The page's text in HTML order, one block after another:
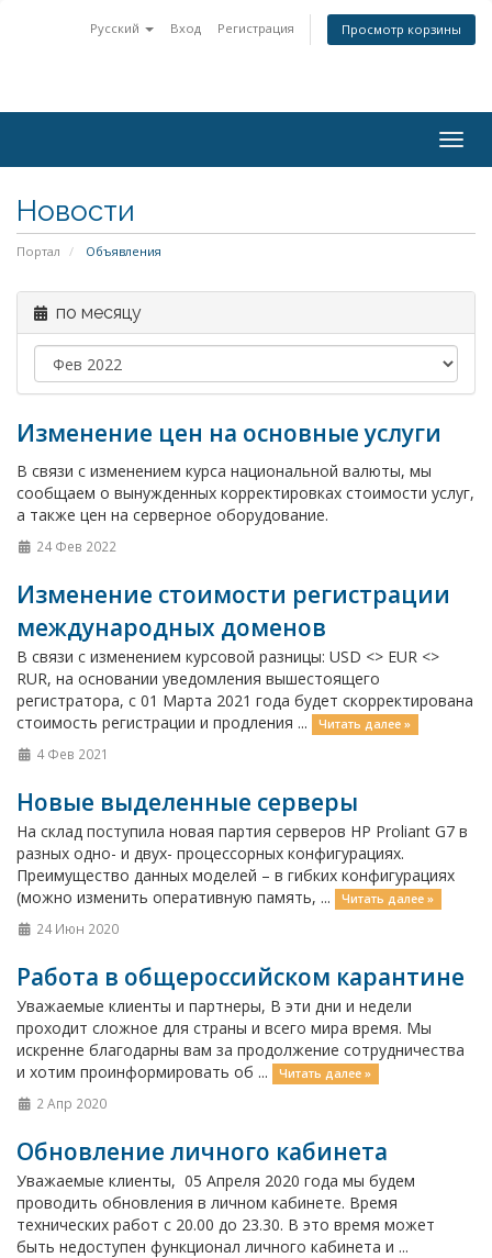
Русский Вход Регистрация Просмотр корзины
Новости
Портал Объявления
по месяцу
Изменение цен на основные услуги
В связи с изменением курса национальной валюты, мы
сообщаем о вынужденных корректировках стоимости услуг,
а также цен на серверное оборудование.
24 Фев 2022
Изменение стоимости регистрации
международных доменов
В связи с изменением курсовой разницы: USD <> EUR <>
RUR, на основании уведомления вышестоящего
регистратора, с 01 Марта 2021 года будет скорректирована
стоимость регистрации и продления ...
Читать далее »
4 Фев 2021
Новые выделенные серверы
На склад поступила новая партия серверов HP Proliant G7 в
разных одно- и двух- процессорных конфигурациях.
Преимущество данных моделей – в гибких конфигурациях
(можно изменить оперативную память, ...
Читать далее »
24 Июн 2020
Работа в общероссийском карантине
Уважаемые клиенты и партнеры, В эти дни и недели
проходит сложное для страны и всего мира время. Мы
искренне благодарны вам за продолжение сотрудничества
и хотим проинформировать об ...
Читать далее »
2 Апр 2020
Обновление личного кабинета
Уважаемые клиенты, 05 Апреля 2020 года мы будем
проводить обновления в личном кабинете. Время
технических работ с 20.00 до 23.30. В это время может
быть недоступен функционал личного кабинета и ...